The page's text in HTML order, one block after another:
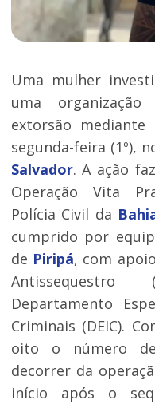
Uma mulher
uma
extorsão
segunda-feira (1º),
Salvador. A ação
Operação Vita
Polícia Civil da
cumprido por
de Piripá, com
Departamento
Criminais (DEIC).
oito o número
decorrer da
início após o